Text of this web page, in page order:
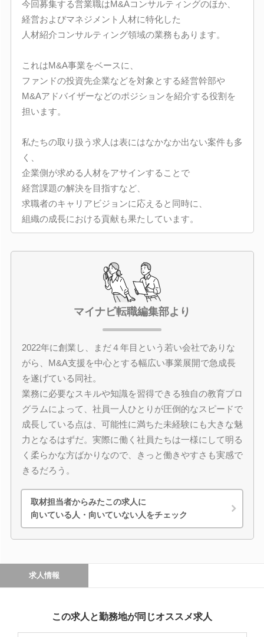
今回募集する営業職はM&Aコンサルティングのほか、
経営およびマネジメント人材に特化した
人材紹介コンサルティング領域の業務もあります。
これはM&A事業をベースに、
ファンドの投資先企業などを対象とする経営幹部や
M&Aアドバイザーなどのポジションを紹介する役割を
担います。
私たちの取り扱う求人は表にはなかなか出ない案件も多
く、
企業側が求める人材をアサインすることで
経営課題の解決を目指すなど、
求職者のキャリアビジョンに応えると同時に、
組織の成長における貢献も果たしています。
マイナビ転職編集部より
2022年に創業し、まだ４年目という若い会社でありな
がら、M&A支援を中心とする幅広い事業展開で急成長
を遂げている同社。
業務に必要なスキルや知識を習得できる独自の教育プロ
グラムによって、社員一人ひとりが圧倒的なスピードで
成長している点は、可能性に満ちた未経験にも大きな魅
力となるはずだ。実際に働く社員たちは一様にして明る
く柔らかな方ばかりなので、きっと働きやすさも実感で
きるだろう。
取材担当者からみたこの求人に
向いている人・向いていない人をチェック
求人情報
この求人と勤務地が同じオススメ求人